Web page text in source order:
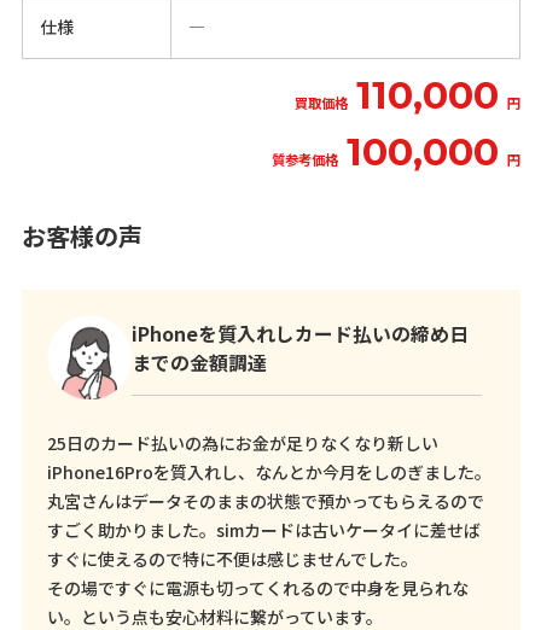
仕様 ―
買取価格 110,000 円
質参考価格 100,000 円
お客様の声
iPhoneを質入れしカード払いの締め日
までの金額調達
25日のカード払いの為にお金が足りなくなり新しい
iPhone16Proを質入れし、なんとか今月をしのぎました。
丸宮さんはデータそのままの状態で預かってもらえるので
すごく助かりました。simカードは古いケータイに差せば
すぐに使えるので特に不便は感じませんでした。
その場ですぐに電源も切ってくれるので中身を見られな
い。という点も安心材料に繋がっています。